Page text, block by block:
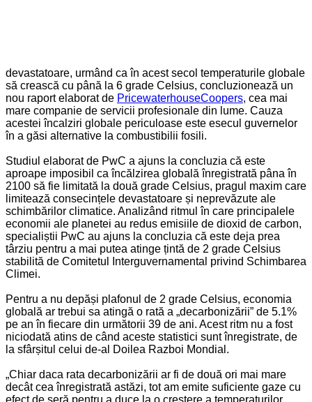
devastatoare, urmând ca în acest secol temperaturile globale
să crească cu până la 6 grade Celsius, concluzionează un
nou raport elaborat de PricewaterhouseCoopers, cea mai
mare companie de servicii profesionale din lume. Cauza
acestei încalziri globale periculoase este esecul guvernelor
în a găsi alternative la combustibilii fosili.
Studiul elaborat de PwC a ajuns la concluzia că este
aproape imposibil ca încălzirea globală înregistrată pâna în
2100 să fie limitată la două grade Celsius, pragul maxim care
limitează consecințele devastatoare și neprevăzute ale
schimbărilor climatice. Analizând ritmul în care principalele
economii ale planetei au redus emisiile de dioxid de carbon,
specialiștii PwC au ajuns la concluzia că este deja prea
târziu pentru a mai putea atinge țintă de 2 grade Celsius
stabilită de Comitetul Interguvernamental privind Schimbarea
Climei.
Pentru a nu depăși plafonul de 2 grade Celsius, economia
globală ar trebui sa atingă o rată a „decarbonizării” de 5.1%
pe an în fiecare din următorii 39 de ani. Acest ritm nu a fost
niciodată atins de când aceste statistici sunt înregistrate, de
la sfârșitul celui de-al Doilea Razboi Mondial.
„Chiar daca rata decarbonizării ar fi de două ori mai mare
decât cea înregistrată astăzi, tot am emite suficiente gaze cu
efect de seră pentru a duce la o creștere a temperaturilor